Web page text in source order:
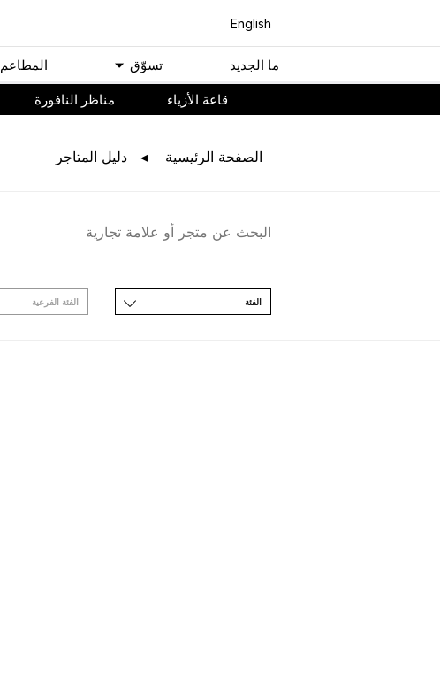
English
ﻣﺎ اﻟﺠﺪﻳﺪ ﺗﺴﻮّﻕ اﻟﻤﻄﺎﻋﻢ
ﻗﺎﻋﺔ اﻷﺯﻳﺎء مناظر النافورة
اﻟﺼﻔﺤﺔ اﻟﺮﺋﻴﺴﻴﺔ ﺩﻟﻴﻞ اﻟﻤﺘﺎﺟﺮ
اﻟﻔﺌﺔ اﻟﻔﺌﺔ اﻟﻔﺮﻋﻴﺔ